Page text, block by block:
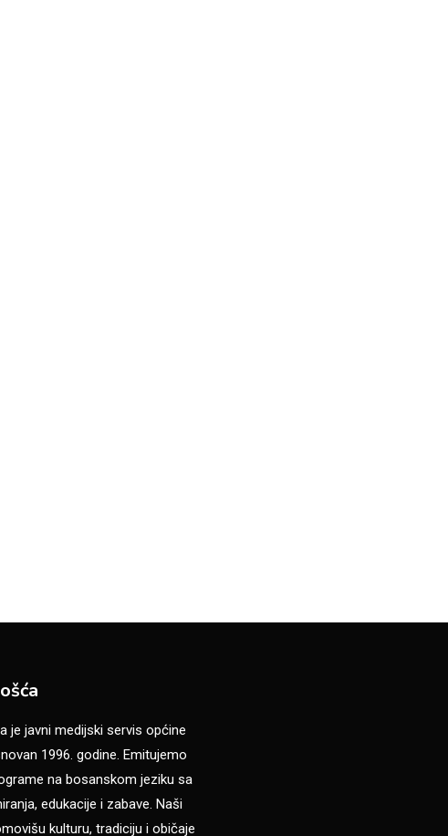
je javni medijski servis općine
1996. godine. Emitujemo
na bosanskom jeziku sa
edukacije i zabave. Naši
kulturu, tradiciju i običaje